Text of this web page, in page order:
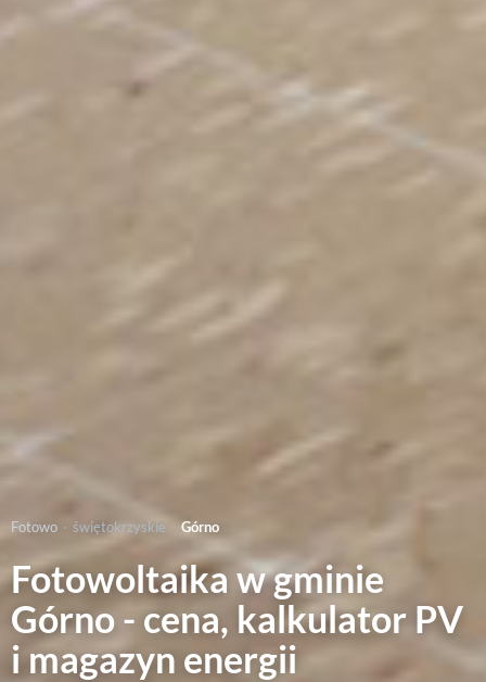
Fotowo · świętokrzyskie · Górno
Fotowoltaika w gminie
Górno - cena, kalkulator PV
i magazyn energii